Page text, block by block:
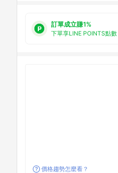
訂單成立賺1%
下單享LINE POINTS點數
價格趨勢怎麼看？